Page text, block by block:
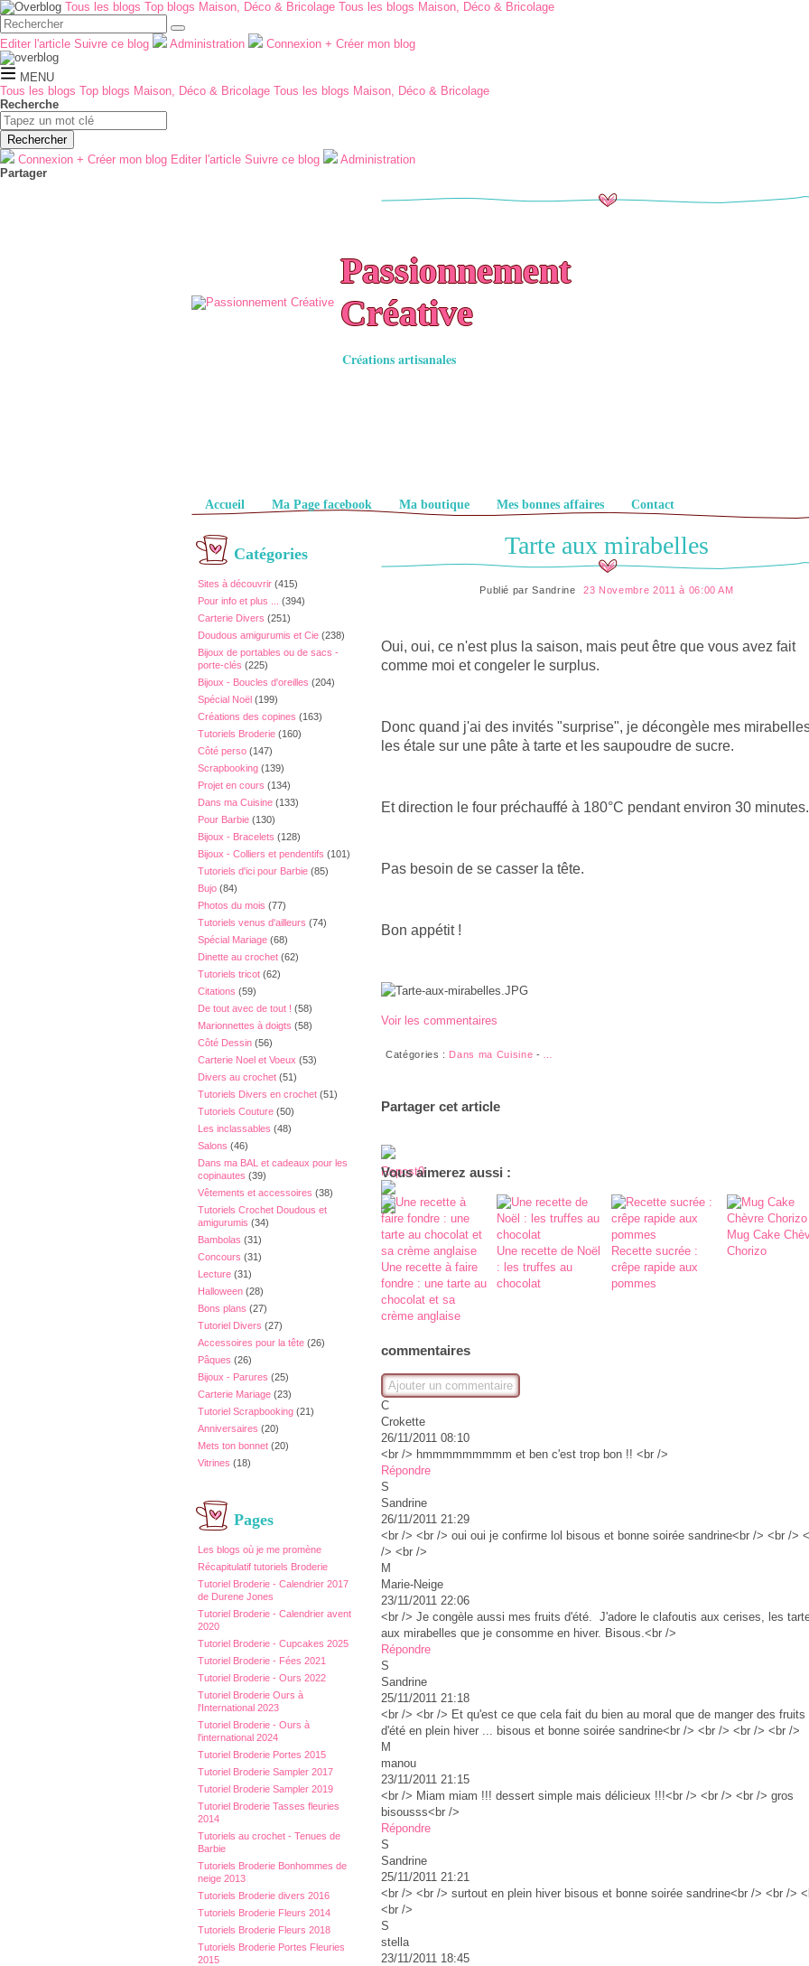
Tous les blogs Top blogs Maison, Déco & Bricolage Tous les blogs Maison, Déco & Bricolage
Editer l'article Suivre ce blog Administration Connexion + Créer mon blog
MENU
Tous les blogs Top blogs Maison, Déco & Bricolage Tous les blogs Maison, Déco & Bricolage
Recherche
Rechercher
Connexion + Créer mon blog Editer l'article Suivre ce blog
Administration
Partager
Passionnement
Créative
Créations artisanales
Pages
Accueil Ma Page facebook Ma boutique Mes bonnes affaires Contact
Catégories
Sites à découvrir (415)
Pour info et plus ...
(394)
Carterie Divers (251)
Doudous amigurumis et Cie (238)
Bijoux de portables ou de sacs -
porte-clés (225)
Bijoux - Boucles d'oreilles (204)
Spécial Noël (199)
Créations des copines (163)
Tutoriels Broderie (160)
Côté perso (147)
Scrapbooking (139)
Projet en cours (134)
Dans ma Cuisine (133)
Pour Barbie (130)
Bijoux - Bracelets (128)
Bijoux - Colliers et pendentifs (101)
Tutoriels d'ici pour Barbie (85)
Bujo (84)
Photos du mois (77)
Tutoriels venus d'ailleurs (74)
Spécial Mariage (68)
Dinette au crochet (62)
Tutoriels tricot (62)
Citations (59)
De tout avec de tout ! (58)
Marionnettes à doigts (58)
Côté Dessin (56)
Carterie Noel et Voeux (53)
Divers au crochet (51)
Tutoriels Divers en crochet (51)
Tutoriels Couture (50)
Les inclassables (48)
Salons (46)
Dans ma BAL et cadeaux pour les
copinautes (39)
Vêtements et accessoires (38)
Tutoriels Crochet Doudous et
amigurumis (34)
Bambolas (31)
Concours (31)
Lecture (31)
Halloween (28)
Bons plans (27)
Tutoriel Divers (27)
Accessoires pour la tête (26)
Pâques (26)
Bijoux - Parures (25)
Carterie Mariage (23)
Tutoriel Scrapbooking (21)
Anniversaires (20)
Mets ton bonnet (20)
Vitrines (18)
Pages
Les blogs où je me promène
Récapitulatif tutoriels Broderie
Tutoriel Broderie - Calendrier 2017
de Durene Jones
Tutoriel Broderie - Calendrier avent
2020
Tutoriel Broderie - Cupcakes 2025
Tutoriel Broderie - Fées 2021
Tutoriel Broderie - Ours 2022
Tutoriel Broderie Ours à
l'International 2023
Tutoriel Broderie - Ours à
l'international 2024
Tutoriel Broderie Portes 2015
Tutoriel Broderie Sampler 2017
Tutoriel Broderie Sampler 2019
Tutoriel Broderie Tasses fleuries
2014
Tutoriels au crochet - Tenues de
Barbie
Tutoriels Broderie Bonhommes de
neige 2013
Tutoriels Broderie divers 2016
Tutoriels Broderie Fleurs 2014
Tutoriels Broderie Fleurs 2018
Tutoriels Broderie Portes Fleuries
2015
Tarte aux mirabelles
Publié parSandrine 23 Novembre 2011 à 06:00 AM
Oui, oui, ce n'est plus la saison, mais peut être que vous avez fait
comme moi et congeler le surplus.
Donc quand j'ai des invités "surprise", je décongèle mes
les étale sur une pâte à tarte et les saupoudre de sucre.
Et direction le four préchauffé à 180°C pendant environ 30 minutes.
Pas besoin de se casser la tête.
Bon appétit !
Voir les commentaires
Catégories : Dans ma Cuisine -
Partager cet article
Repost0
Vous aimerez aussi :
Une recette à faire
fondre : une tarte au
chocolat et sa
crème anglaise
Une recette de Noël
: les truffes au
chocolat
Recette sucrée :
crêpe rapide aux
pommes
Mug Cake
Chorizo
commentaires
Ajouter un commentaire
C
Crokette
26/11/2011 08:10
<br /> hmmmmmmmmm et ben c'est trop bon !! <br />
Répondre
S
Sandrine
26/11/2011 21:29
<br /> <br /> oui oui je confirme lol bisous et bonne soirée sandrine<br /> <br />
/> <br />
M
Marie-Neige
23/11/2011 22:06
<br /> Je congèle aussi mes fruits d'été. J'adore le clafoutis aux cerises, les
aux mirabelles que je consomme en hiver. Bisous.<br />
Répondre
S
Sandrine
25/11/2011 21:18
<br /> <br /> Et qu'est ce que cela fait du bien au moral que de manger des fruits
d'été en plein hiver ... bisous et bonne soirée sandrine<br /> <br /> <br /> <br />
M
manou
23/11/2011 21:15
<br /> Miam miam !!! dessert simple mais délicieux !!!<br /> <br /> <br /> gros
bisousss<br />
Répondre
S
Sandrine
25/11/2011 21:21
<br /> <br /> surtout en plein hiver bisous et bonne soirée sandrine<br /> <br />
<br />
S
stella
23/11/2011 18:45